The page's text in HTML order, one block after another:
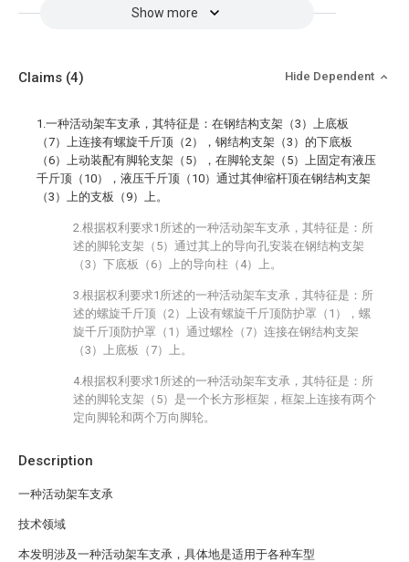
Show more
Description
一种活动架车支承
技术领域
本发明涉及一种活动架车支承，具体地是适用于各种车型
Claims (4) Hide Dependent
1.一种活动架车支承，其特征是：在钢结构支架（3）上底板
（7）上连接有螺旋千斤顶（2），钢结构支架（3）的下底板
（6）上动装配有脚轮支架（5），在脚轮支架（5）上固定有液压
千斤顶（10），液压千斤顶（10）通过其伸缩杆顶在钢结构支架
（3）上的支板（9）上。
2.根据权利要求1所述的一种活动架车支承，其特征是：所
述的脚轮支架（5）通过其上的导向孔安装在钢结构支架
（3）下底板（6）上的导向柱（4）上。
3.根据权利要求1所述的一种活动架车支承，其特征是：所
述的螺旋千斤顶（2）上设有螺旋千斤顶防护罩（1），螺
旋千斤顶防护罩（1）通过螺栓（7）连接在钢结构支架
（3）上底板（7）上。
4.根据权利要求1所述的一种活动架车支承，其特征是：所
述的脚轮支架（5）是一个长方形框架，框架上连接有两个
定向脚轮和两个万向脚轮。